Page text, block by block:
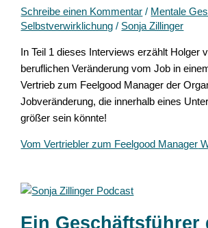
Schreibe einen Kommentar / Mentale
Selbstverwirklichung / Sonja Zillinger
In Teil 1 dieses Interviews erzählt Holger
beruflichen Veränderung vom Job in
Vertrieb zum Feelgood Manager der
Jobveränderung, die innerhalb eines
größer sein könnte!
Vom Vertriebler zum Feelgood Manager
Ein Geschäftsführer